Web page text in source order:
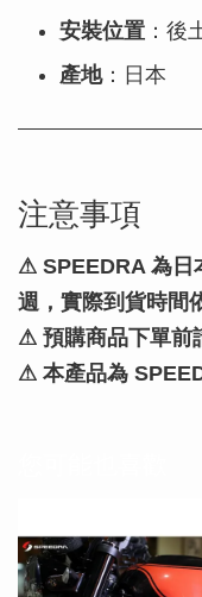
安裝位置 ：後
產地：日本
注意事項
⚠ SPEEDRA 為日
週，實際到貨時間
⚠ 預購商品下單前
⚠ 本產品為